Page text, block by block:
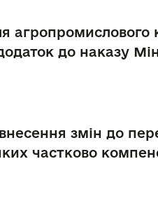
агропромислового
до наказу
змін до
частково